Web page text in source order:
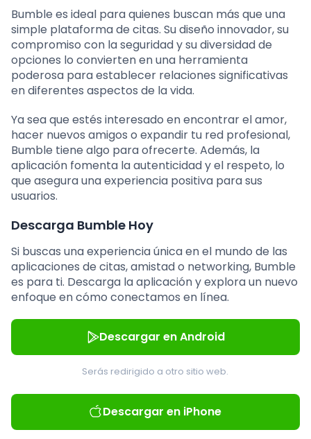
Bumble es ideal para quienes buscan más que una
simple plataforma de citas. Su diseño innovador, su
compromiso con la seguridad y su diversidad de
opciones lo convierten en una herramienta
poderosa para establecer relaciones significativas
en diferentes aspectos de la vida.
Ya sea que estés interesado en encontrar el amor,
hacer nuevos amigos o expandir tu red profesional,
Bumble tiene algo para ofrecerte. Además, la
aplicación fomenta la autenticidad y el respeto, lo
que asegura una experiencia positiva para sus
usuarios.
Descarga Bumble Hoy
Si buscas una experiencia única en el mundo de las
aplicaciones de citas, amistad o networking, Bumble
es para ti. Descarga la aplicación y explora un nuevo
enfoque en cómo conectamos en línea.
Descargar en Android
Serás redirigido a otro sitio web.
Descargar en iPhone